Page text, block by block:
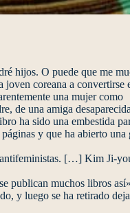
hijos. O puede que me
joven coreana a convertirse
una mujer como
de una amiga
ha sido una embestida
y que ha abierto una
antifeministas. […] Kim Ji-
publican muchos libros
y luego se ha retirado